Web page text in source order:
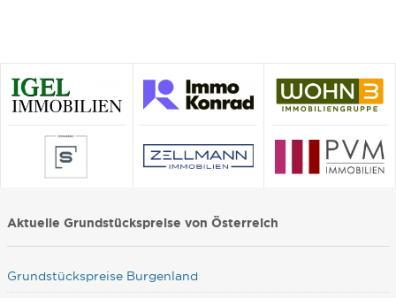
Aktuelle Grundstückspreise von Österreich
Grundstückspreise Burgenland